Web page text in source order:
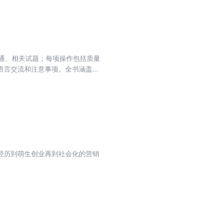
、相关试题；每项操作包括质量
交流和注意事项。全书涵盖中
到萌生创业再到社会化的营销